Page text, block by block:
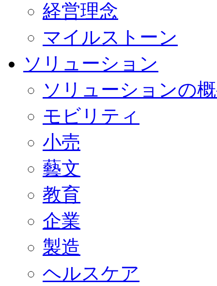
経営理念
マイルストーン
ソリューション
ソリューションの
モビリティ
小売
藝文
教育
企業
製造
ヘルスケア